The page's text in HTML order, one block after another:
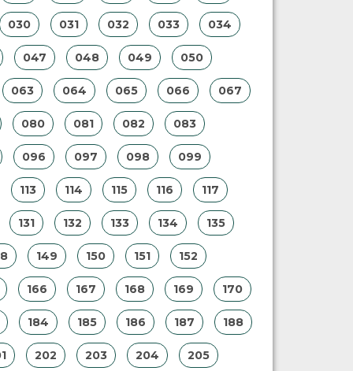
030 031 032 033 034
047 048 049 050
063 064 065 066 067
080 081 082 083
096 097 098 099
113 114 115 116 117
131 132 133 134 135
149 150 151 152
166 167 168 169 170
184 185 186 187 188
202 203 204 205